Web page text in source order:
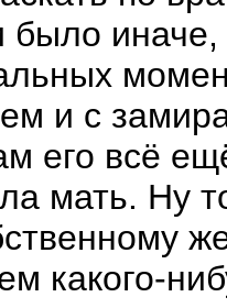
было
и с
его всё
мать.
какого-